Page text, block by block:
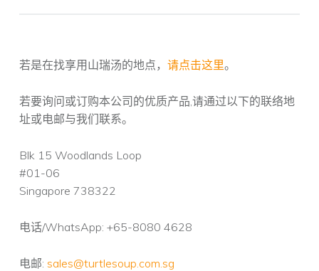
若是在找享用山瑞汤的地点， 请点击这里。
若要询问或订购本公司的优质产品,请通过以下的联络地
址或电邮与我们联系。
Blk 15 Woodlands Loop
#01-06
Singapore 738322
电话/WhatsApp: +65-8080 4628
电邮: sales@turtlesoup.com.sg